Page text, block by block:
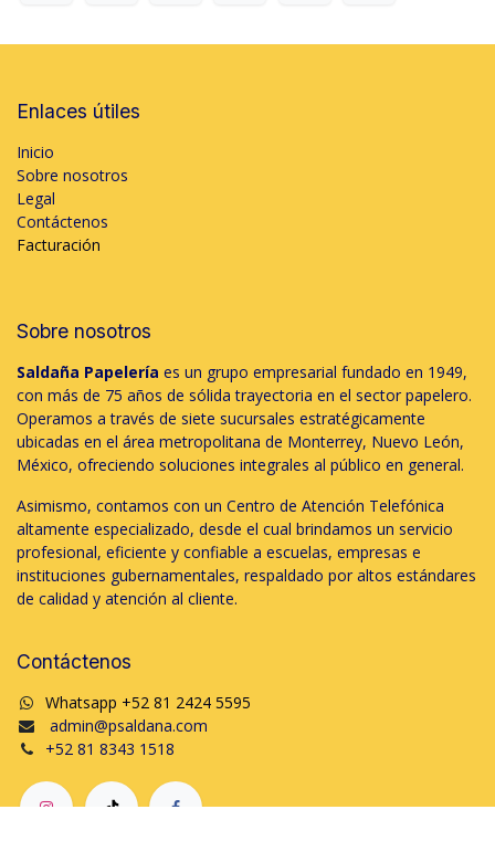
Enlaces útiles
Inicio
Sobre nosotros
Legal
Contáctenos
Facturación
Sobre nosotros
Saldaña Papelería es un grupo empresarial fundado en 1949,
con más de 75 años de sólida trayectoria en el sector papelero.
Operamos a través de siete sucursales estratégicamente
ubicadas en el área metropolitana de Monterrey, Nuevo León,
México, ofreciendo soluciones integrales al público en general.
Asimismo, contamos con un Centro de Atención Telefónica
altamente especializado, desde el cual brindamos un servicio
profesional, eficiente y confiable a escuelas, empresas e
instituciones gubernamentales, respaldado por altos estándares
de calidad y atención al cliente.
Contáctenos
Whatsapp +52 81 2424 5595
admin@psaldana.com
+52 81 8343 1518